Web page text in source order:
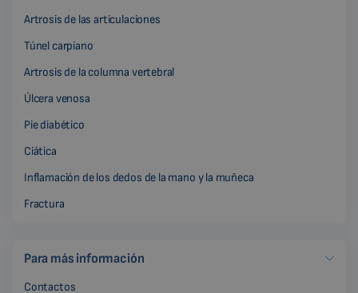
Artrosis de las articulaciones
Túnel carpiano
Artrosis de la columna vertebral
Úlcera venosa
Pie diabético
Ciática
Inflamación de los dedos de la mano y la muñeca
Fractura
Para más información
Contactos